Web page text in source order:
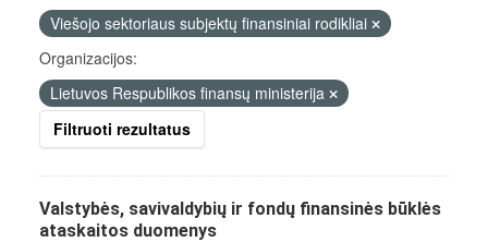
Viešojo sektoriaus subjektų finansiniai rodikliai
Organizacijos:
Lietuvos Respublikos finansų ministerija
Filtruoti rezultatus
Valstybės, savivaldybių ir fondų finansinės būklės
ataskaitos duomenys